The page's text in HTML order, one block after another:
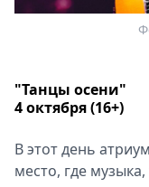
"Танцы осени"
4 октября (16+)
В этот день
место, где